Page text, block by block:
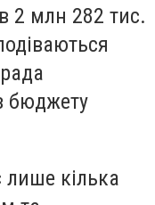
2 млн 282 тис.
бюджету
лише кілька